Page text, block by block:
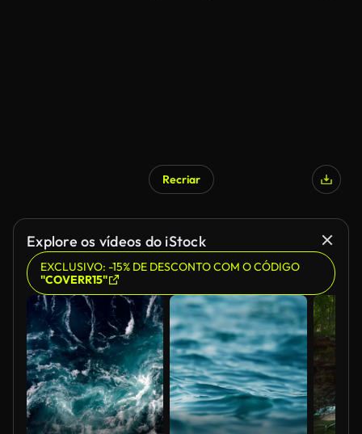
Recriar
Explore os vídeos do iStock
EXCLUSIVO: -15% DE DESCONTO COM O CÓDIGO
"COVERR15"